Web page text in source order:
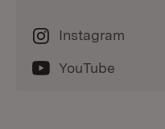
Instagram
YouTube